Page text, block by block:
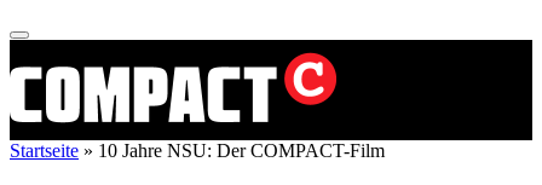
Startseite » 10 Jahre NSU: Der COMPACT-Film